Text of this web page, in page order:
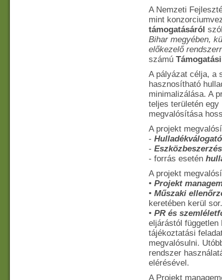
A Nemzeti
mint
támogatásáról
Bihar megyében,
előkezelő
számú
A pályázat célja, a
hasznosítható
minimalizálása. A
teljes területén
megvalósítása
A projekt
-
- Eszközbeszerzés
- forrás esetén
A projekt
• Projekt
• Műszaki
keretében kerül sor.
• PR és
eljárástól
tájékoztatási
megvalósulni.
rendszer
elérésével.
A Projekt